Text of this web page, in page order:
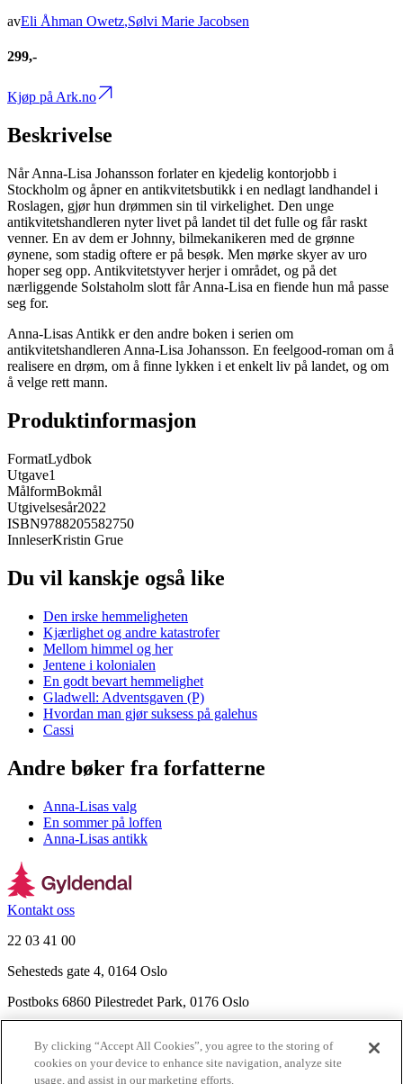
avEli Åhman Owetz,Sølvi Marie Jacobsen
299,-
Kjøp på Ark.no
Beskrivelse
Når Anna-Lisa Johansson forlater en kjedelig kontorjobb i
Stockholm og åpner en antikvitetsbutikk i en nedlagt landhandel i
Roslagen, gjør hun drømmen sin til virkelighet. Den unge
antikvitetshandleren nyter livet på landet til det fulle og får raskt
venner. En av dem er Johnny, bilmekanikeren med de grønne
øynene, som stadig oftere er på besøk. Men mørke skyer av uro
hoper seg opp. Antikvitetstyver herjer i området, og på det
nærliggende Solstaholm slott får Anna-Lisa en fiende hun må passe
seg for.
Anna-Lisas Antikk er den andre boken i serien om
antikvitetshandleren Anna-Lisa Johansson. En feelgood-roman om å
realisere en drøm, om å finne lykken i et enkelt liv på landet, og om
å velge rett mann.
Produktinformasjon
FormatLydbok
Utgave1
MålformBokmål
Utgivelsesår2022
ISBN9788205582750
InnleserKristin Grue
Du vil kanskje også like
Den irske hemmeligheten
Kjærlighet og andre katastrofer
Mellom himmel og her
Jentene i kolonialen
En godt bevart hemmelighet
Gladwell: Adventsgaven (P)
Hvordan man gjør suksess på galehus
Cassi
Andre bøker fra forfatterne
Anna-Lisas valg
En sommer på loffen
Anna-Lisas antikk
Kontakt oss
22 03 41 00
Sehesteds gate 4, 0164 Oslo
Postboks 6860 Pilestredet Park, 0176 Oslo
Nyhetsbrev
Ledige stillinger
By clicking “Accept All Cookies”, you agree to the storing of
cookies on your device to enhance site navigation, analyze site
usage, and assist in our marketing efforts.